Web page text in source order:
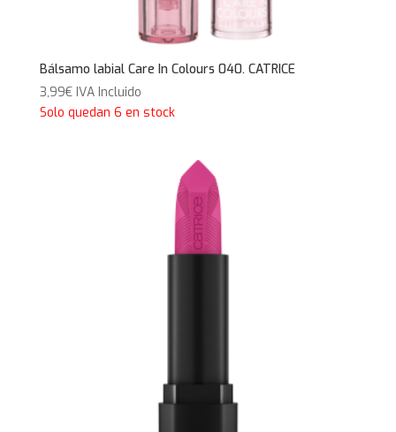
Bálsamo labial Care In Colours 040. CATRICE
3,99€ IVA Incluido
Solo quedan 6 en stock